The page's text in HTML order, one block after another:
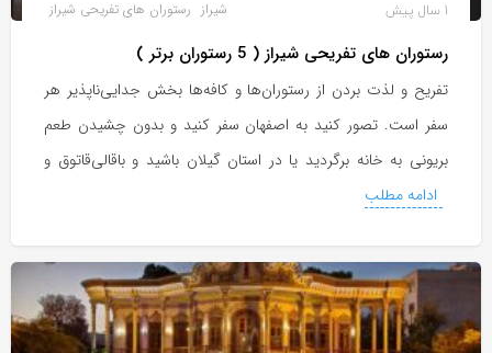
شیراز رستوران های تفریحی شیراز
رستوران های تفریحی شیراز ( 5 رستوران برتر )
تفریح و لذت بردن از رستوران‌ها و کافه‌ها بخش جدایی‌ناپذیر هر
سفر است. تصور کنید به اصفهان سفر کنید و بدون چشیدن طعم
بریونی به خانه برگردید یا در استان گیلان باشید و باقالی‌قاتوق و
ادامه مطلب